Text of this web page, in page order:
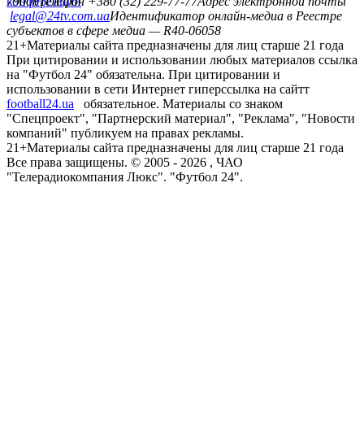
legal@24tv.com.uaИдентификатор онлайн-медиа в Реестре
субъектов в сфере медиа — R40-06058
21+Материалы сайта предназначены для лиц старше 21 года
При цитировании и использовании любых материалов ссылка
на "Футбол 24" обязательна. При цитировании и
использовании в сети Интернет гиперссылка на сайтт
football24.ua
обязательное. Материалы со знаком
"Спецпроект", "Партнерский материал", "Реклама", "Новости
компаний" публикуем на правах рекламы.
21+Материалы сайта предназначены для лиц старше 21 года
Все права защищены. © 2005 - 2026 , ЧАО
"Телерадиокомпания Люкс". "Футбол 24".